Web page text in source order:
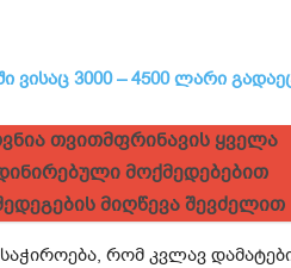
ვისაც 3000 – 4500 ლარი
თვითმფრინავის ყველა
მოქმედებებით
მიღწევა შევძელით
რომ კვლავ